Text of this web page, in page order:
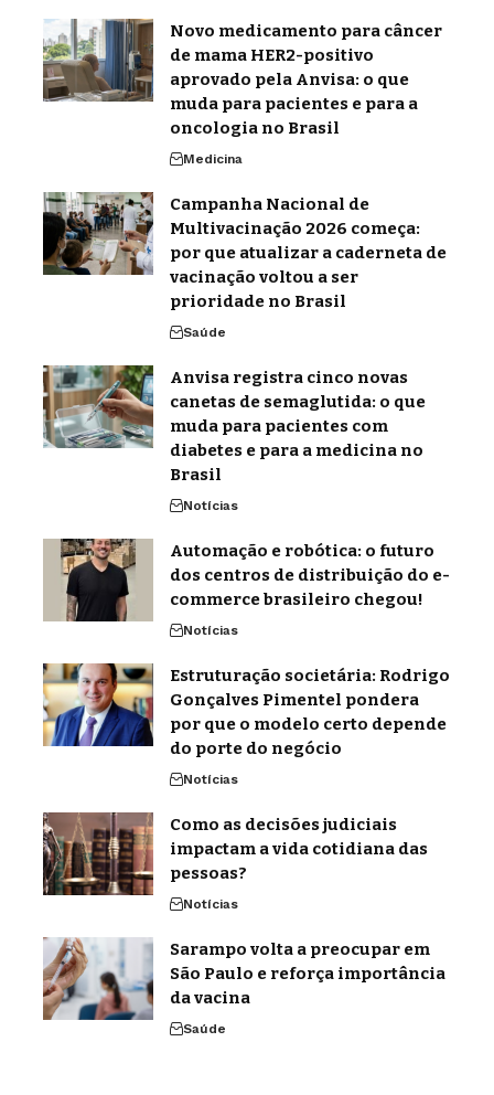
Novo medicamento para câncer
de mama HER2-positivo
aprovado pela Anvisa: o que
muda para pacientes e para a
oncologia no Brasil
Medicina
Campanha Nacional de
Multivacinação 2026 começa:
por que atualizar a caderneta de
vacinação voltou a ser
prioridade no Brasil
Saúde
Anvisa registra cinco novas
canetas de semaglutida: o que
muda para pacientes com
diabetes e para a medicina no
Brasil
Notícias
Automação e robótica: o futuro
dos centros de distribuição do e-
commerce brasileiro chegou!
Notícias
Estruturação societária: Rodrigo
Gonçalves Pimentel pondera
por que o modelo certo depende
do porte do negócio
Notícias
Como as decisões judiciais
impactam a vida cotidiana das
pessoas?
Notícias
Sarampo volta a preocupar em
São Paulo e reforça importância
da vacina
Saúde